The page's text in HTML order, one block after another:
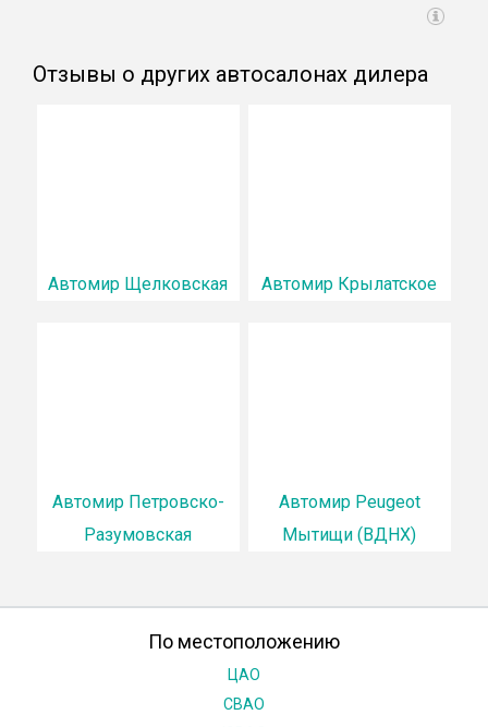
Отзывы о других автосалонах дилера
Автомир Щелковская Автомир Крылатское
Автомир Петровско-
Разумовская
Автомир Peugeot
Мытищи (ВДНХ)
По местоположению
ЦАО
СВАО